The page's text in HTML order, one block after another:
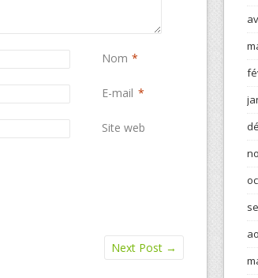
Nom *
E-mail *
Site web
Next Post →